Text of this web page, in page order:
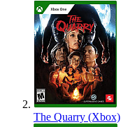
The Quarry (Xbox)